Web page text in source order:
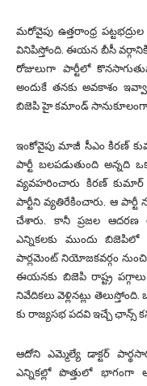
మరోవైపు ఉత్తరాంధ్ర
వినిపిస్తోంది. ఈయన బీసీ
రోజులుగా పార్టీలో
అందుకే తనకు అవకాశం
బిజెపి హై కమాండ్ సానుకూలంగా
ఇంకోవైపు మాజీ సీఎం కిరణ్
పార్టీ బలపడుతుంది అన్నది
వ్యవహరించారు కిరణ్ కుమార్
పార్టీని వ్యతిరేకించారు. ఆ పార్టీ
చేశారు. కానీ ప్రజల ఆదరణ
ఎన్నికలకు ముందు
పార్లమెంట్ నియోజకవర్గం
ఈయనకు బిజెపి రాష్ట్ర
నివేదికలు వెళ్లినట్లు
కు రాజ్యసభ పదవి ఇచ్చే ఛాన్స్
ఆదోని ఎమ్మెల్యే డాక్టర్
ఎన్నికల్లో పొత్తులో